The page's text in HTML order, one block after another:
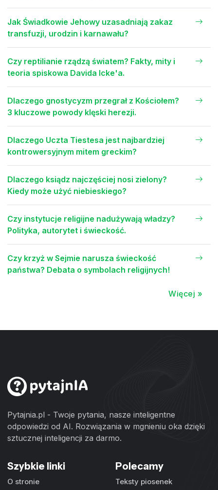
Jak Świadkowie Jehowy uzasadniają zakaz
transfuzji, urodzin i karnawału?
Czy reptilianie rządzą światem? Fakty, mity i
teoria spiskowa Davida Icke'a.
Dlaczego gnostycyzm przegrał z Kościołem?
3 kluczowe powody klęski herezji.
Dlaczego Uczta Tiestesa jest najbardziej
kontrowersyjnym mitem greckim?
Dlaczego ksiądz najczęściej nosi zielony?
Kiedy może użyć niebieskiego?
Czy instytucje religijne nadużywają władzy?
Polityka, autorytet i świeckość.
Czy krzyż w Sejmie narusza świeckość
państwa? Debata o symbolach religijnych!
Więcej »
Pytajnia.pl - Twoje pytania, nasze inteligentne
odpowiedzi od AI. Rozwiązania w mgnieniu oka dzięki
sztucznej inteligencji za darmo.
Szybkie linki
O stronie
Polecamy
Teksty piosenek